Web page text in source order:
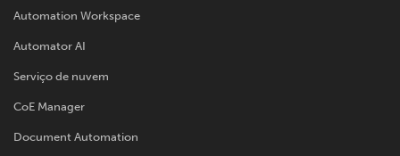
Automation Workspace
Automator AI
Serviço de nuvem
CoE Manager
Document Automation